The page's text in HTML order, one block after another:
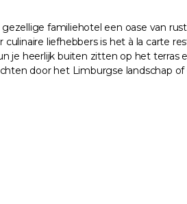
familiehotel een oase van
liefhebbers is het à la carte
je heerlijk buiten zitten op het
door het Limburgse landschap